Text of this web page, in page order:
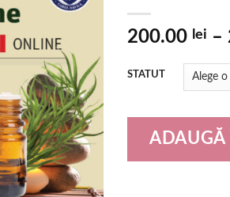
200.00 lei –
STATUT
ADAUGĂ